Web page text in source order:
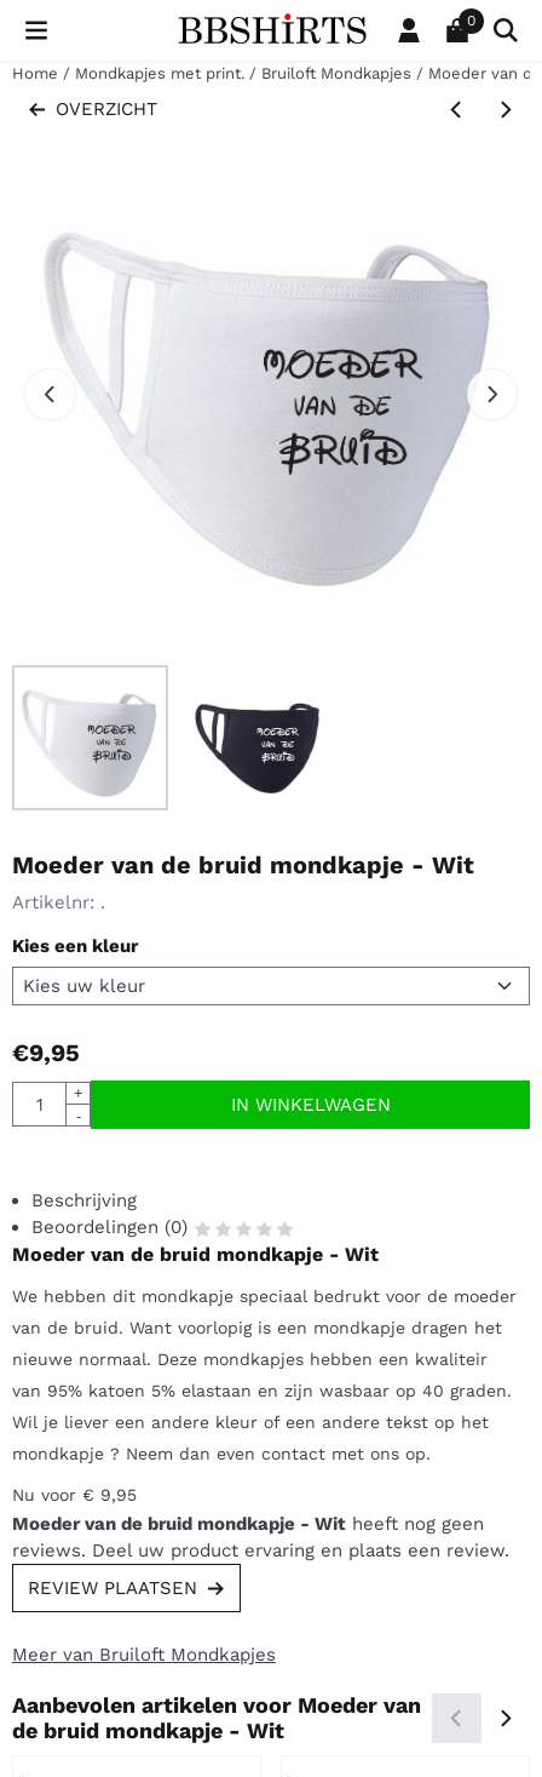
Cookievoorkeuren zijn beschikbaar. Kies instellingen of sta
0
Home / Mondkapjes met print. / Bruiloft Mondkapjes / Moeder van
OVERZICHT
Moeder van de bruid mondkapje - Wit
Artikelnr: .
Kies een kleur
€9,95
Aantal
+
-
IN WINKELWAGEN
Beschrijving
Beoordelingen (0)
Moeder van de bruid mondkapje - Wit
We hebben dit mondkapje speciaal bedrukt voor de moeder
van de bruid. Want voorlopig is een mondkapje dragen het
nieuwe normaal. Deze mondkapjes hebben een kwaliteir
van 95% katoen 5% elastaan en zijn wasbaar op 40 graden.
Wil je liever een andere kleur of een andere tekst op het
mondkapje ? Neem dan even contact met ons op.
Nu voor € 9,95
Moeder van de bruid mondkapje - Wit heeft nog geen
reviews. Deel uw product ervaring en plaats een review.
REVIEW PLAATSEN
Meer van Bruiloft Mondkapjes
Aanbevolen artikelen voor Moeder van
de bruid mondkapje - Wit